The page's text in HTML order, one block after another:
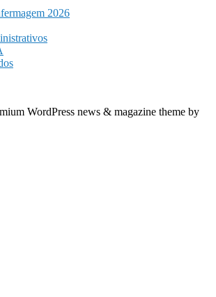
2026
WordPress news & magazine theme by